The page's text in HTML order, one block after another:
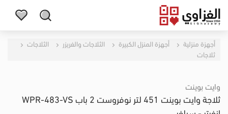
أجهزة منزلية أجهزة المنزل الكبيرة الثلاجات والفريزر
الثلاجات
ثلاجات
وايت بوينت
ثلاجة وايت بوينت 451 لتر نوفروست 2 باب WPR-483-VS